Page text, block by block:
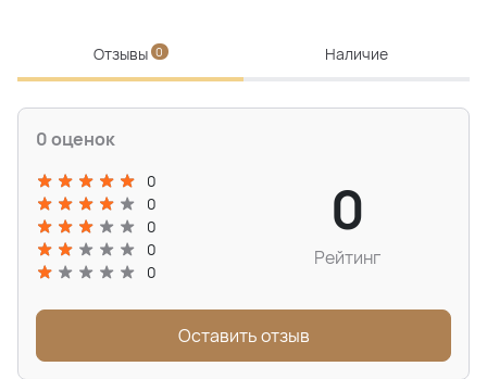
Отзывы 0 Наличие
0 оценок
0
0
0
0
0
0
Рейтинг
Оставить отзыв